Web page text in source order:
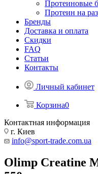
Протеиновые
Протеин на
Бренды
Доставка и оплата
Скидки
FAQ
Статьи
Контакты
Личный кабинет
Корзина0
Контактная информация
г. Киев
info@sport-trade.com.ua
Olimp Creatine